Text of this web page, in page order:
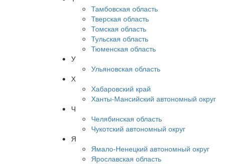
Тамбовская область
Тверская область
Томская область
Тульская область
Тюменская область
У
Ульяновская область
Х
Хабаровский край
Ханты-Мансийский автономный округ
Ч
Челябинская область
Чукотский автономный округ
Я
Ямало-Ненецкий автономный округ
Ярославская область